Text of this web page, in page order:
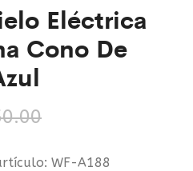
Eléctrica
Cono De
WF-A188